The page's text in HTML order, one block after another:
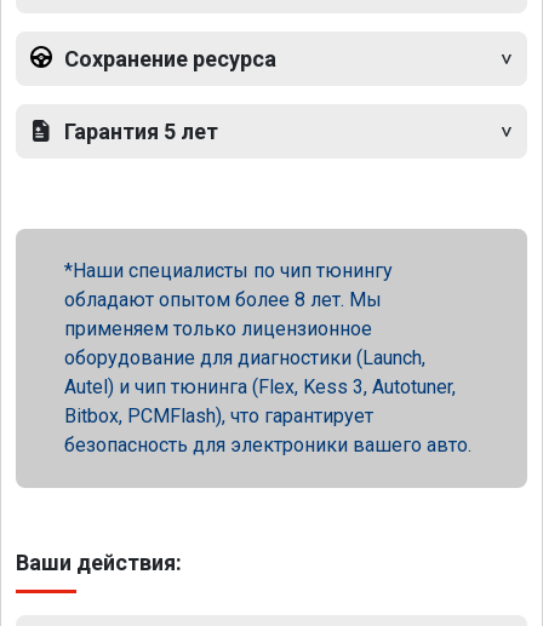
Сохранение ресурса
Гарантия 5 лет
Наши специалисты по чип тюнингу
обладают опытом более 8 лет. Мы
применяем только лицензионное
оборудование для диагностики (Launch,
Autel) и чип тюнинга (Flex, Kess 3, Autotuner,
Bitbox, PCMFlash), что гарантирует
безопасность для электроники вашего авто.
Ваши действия: